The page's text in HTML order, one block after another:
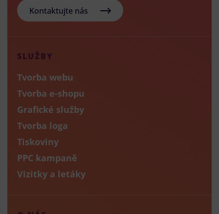
Kontaktujte nás
SLUŽBY
Tvorba webu
Tvorba e-shopu
Grafické služby
Tvorba loga
Tiskoviny
PPC kampaně
Vizitky a letáky